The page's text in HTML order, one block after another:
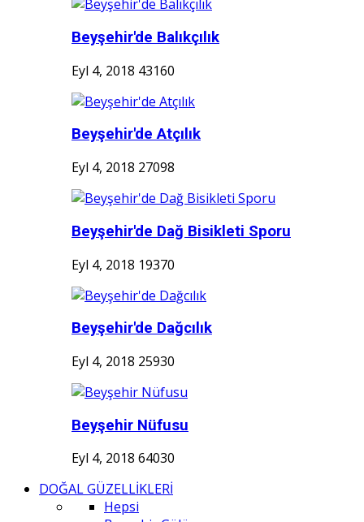
Beyşehir'de Balıkçılık
Eyl 4, 2018 43160
Beyşehir'de Atçılık
Eyl 4, 2018 27098
Beyşehir'de Dağ Bisikleti Sporu
Eyl 4, 2018 19370
Beyşehir'de Dağcılık
Eyl 4, 2018 25930
Beyşehir Nüfusu
Eyl 4, 2018 64030
DOĞAL GÜZELLİKLERİ
Hepsi